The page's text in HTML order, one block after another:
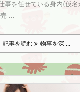
事を任せている身内(仮
...
記事を読む 物事を深 ...